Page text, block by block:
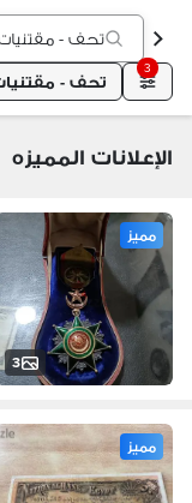
تحف -
3
تحف -
الإعلانات المميزه
3
مميز
مميز